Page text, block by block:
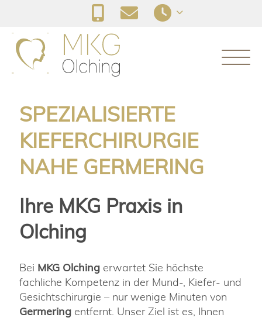
SPEZIALISIERTE
KIEFERCHIRURGIE
NAHE GERMERING
Ihre MKG Praxis in
Olching
Bei MKG Olching erwartet Sie höchste
fachliche Kompetenz in der Mund-, Kiefer- und
Gesichtschirurgie – nur wenige Minuten von
Germering entfernt. Unser Ziel ist es, Ihnen